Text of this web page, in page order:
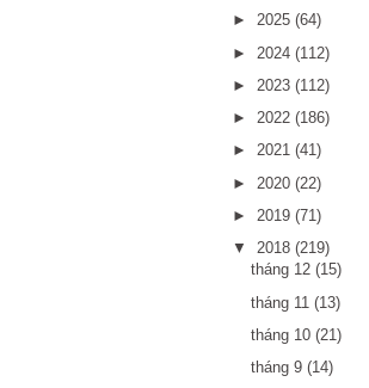
► 2025 (64)
► 2024 (112)
► 2023 (112)
► 2022 (186)
► 2021 (41)
► 2020 (22)
► 2019 (71)
▼ 2018 (219)
tháng 12 (15)
tháng 11 (13)
tháng 10 (21)
tháng 9 (14)